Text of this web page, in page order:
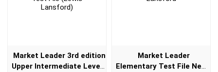
Market Leader 3rd edition
Upper Intermediate Level
Market Leader
Elementary Test File New